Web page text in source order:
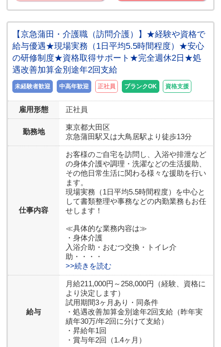
【京急蒲田・介護職（訪問介護）】★経験や資格で
給与優遇★現場実務（1日平均5.5時間程度）★安心
の研修制度★資格取得サポート★完全週休2日★処
遇改善加算金別途年2回支給
未経験者歓迎 中高年歓迎 正社員 ブランクOK 資格支援
雇用形態 正社員
勤務地
東京都大田区
京急蒲田駅又は大鳥居駅より徒歩13分
仕事内容
お客様のご自宅を訪問し、入浴や排泄など
の身体介護や調理・洗濯などの生活援助、
その他日常生活に関わる様々な援助を行い
ます。
現場実務（1日平均5.5時間程度）を中心と
して書類整理や事務などの内勤業務もお任
せします！
≪具体的な業務内容は≫
・身体介護
入浴介助・おむつ交換・トイレ介
助・・・・
>>続きを読む
給与
月給211,000円～258,000円（経験、資格に
より決定します）
試用期間3ヶ月あり・同条件
・処遇改善加算金別途年2回支給（昨年実
績年30万/年2回に分けて支給）
・昇給年1回
・賞与年2回（1.4ヶ月）